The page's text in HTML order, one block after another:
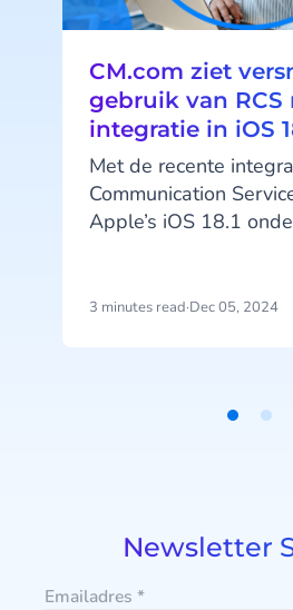
CM.com ziet
gebruik van RCS
integratie in iOS
Met de recente
Communication
Apple’s iOS 18.1
toename in het gebruik
3 minutes read·Dec 05, 2024
Newsletter
Emailadres *